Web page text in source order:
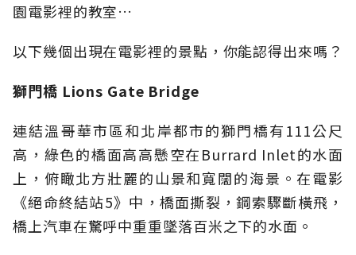
園電影裡的教室…
以下幾個出現在電影裡的景點，你能認得出來嗎？
獅門橋 Lions Gate Bridge
連結溫哥華市區和北岸都市的獅門橋有111公尺
高，綠色的橋面高高懸空在Burrard Inlet的水面
上，俯瞰北方壯麗的山景和寬闊的海景。在電影
《絕命終結站5》中，橋面撕裂，鋼索驟斷橫飛，
橋上汽車在驚呼中重重墜落百米之下的水面。